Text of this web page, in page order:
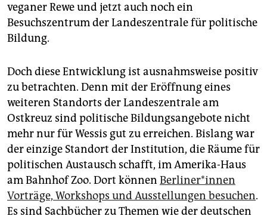
epaper login
veganer Rewe und jetzt auch noch ein
Besuchszentrum der Landeszentrale für politische
Bildung.
Doch diese Entwicklung ist ausnahmsweise positiv
zu betrachten. Denn mit der Eröffnung eines
weiteren Standorts der Landeszentrale am
Ostkreuz sind politische Bildungsangebote nicht
mehr nur für Wessis gut zu erreichen. Bislang war
der einzige Standort der Institution, die Räume für
politischen Austausch schafft, im Amerika-Haus
am Bahnhof Zoo. Dort können Ber­li­ne­r*in­nen
Vorträge, Workshops und Ausstellungen besuchen.
Es sind Sachbücher zu Themen wie der deutschen